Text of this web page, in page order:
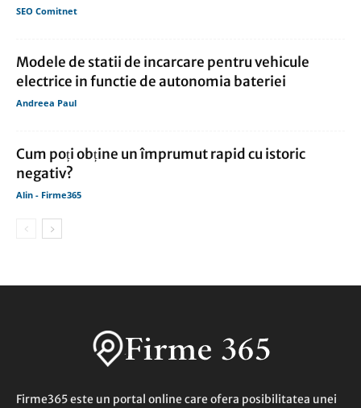
SEO Comitnet
Modele de statii de incarcare pentru vehicule
electrice in functie de autonomia bateriei
Andreea Paul
Cum poți obține un împrumut rapid cu istoric
negativ?
Alin - Firme365
Firme365 este un portal online care ofera posibilitatea unei